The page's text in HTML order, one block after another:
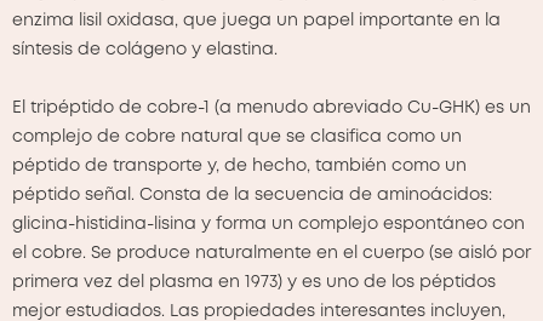
enzima lisil oxidasa, que juega un papel importante en la
síntesis de colágeno y elastina.
El tripéptido de cobre-1 (a menudo abreviado Cu-GHK) es un
complejo de cobre natural que se clasifica como un
péptido de transporte y, de hecho, también como un
péptido señal. Consta de la secuencia de aminoácidos:
glicina-histidina-lisina y forma un complejo espontáneo con
el cobre. Se produce naturalmente en el cuerpo (se aisló por
primera vez del plasma en 1973) y es uno de los péptidos
mejor estudiados. Las propiedades interesantes incluyen,